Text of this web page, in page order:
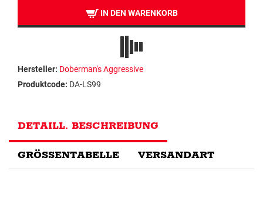
IN DEN WARENKORB
Hersteller: Doberman's Aggressive
Produktcode: DA-LS99
DETAILL. BESCHREIBUNG
GRÖSSENTABELLE VERSANDART